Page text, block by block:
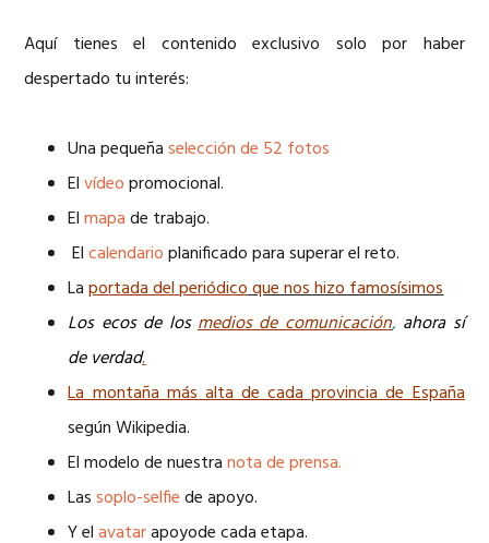
Aquí tienes el contenido exclusivo solo por haber
despertado tu interés:
Una pequeñaselección de 52 fotos
Elvídeopromocional.
Elmapade trabajo.
Elcalendarioplanificado para superar el reto.
Laportada del periódicoque nos hizo famosísimos
Los ecos de los medios de comunicación, ahora sí
de verdad.
La montaña más alta de cada provincia de España
según Wikipedia.
El modelo de nuestranota de prensa.
Lassoplo-selfiede apoyo.
Y elavatarapoyode cada etapa.